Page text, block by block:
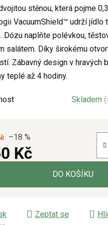
stěnou, která pojme
VacuumShield™ udrží jídlo
Dózu naplňte polévkou,
salátem. Díky širokému
Zábavný design v hravých
teplé až 4 hodiny.
Skladem
–18 %
Kč
cena:
DO KOŠÍKU
Zeptat se